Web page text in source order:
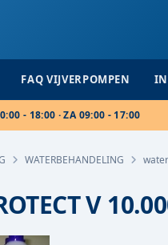
FAQ VIJVERPOMPEN
- 18:00 · ZA 09:00 - 17:00
WATERBEHANDELING
V